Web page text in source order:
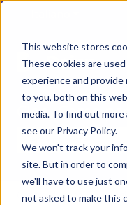
This website stores
These cookies are
experience and provide
to you, both on this
media. To find out
see our Privacy Policy.
We won't track your
site. But in order to
we'll have to use just
not asked to make this
Ciao. Come
Non sono presenti
Centro di aiuto